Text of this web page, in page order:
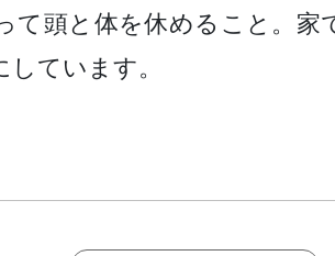
て頭と体を休めること。家
ています。